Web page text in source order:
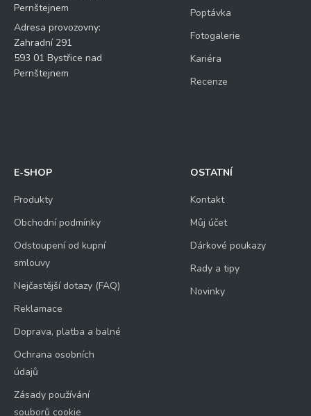
Pernštejnem
Adresa provozovny:
Zahradní 291
593 01 Bystřice nad
Pernštejnem
Poptávka
Fotogalerie
Kariéra
Recenze
E-SHOP
Produkty
Obchodní podmínky
Odstoupení od kupní
smlouvy
Nejčastější dotazy (FAQ)
Reklamace
Doprava, platba a balné
Ochrana osobních
údajů
Zásady používání
souborů cookie
OSTATNÍ
Kontakt
Můj účet
Dárkové poukazy
Rady a tipy
Novinky